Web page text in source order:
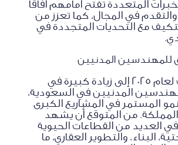
المتعددة تفتح أمامهم آفاقًا
في المجال، كما تعزز من
مع التحديات المتجددة في
للمهندسين المدنيين
تشير التوقعات لعام 2025 إلى زيادة كبيرة في
المدنيين في السعودية،
المستمر في المشاريع الكبرى
من المتوقع أن يشهد
العديد من القطاعات الحيوية
البناء، والتطوير العقاري، ما